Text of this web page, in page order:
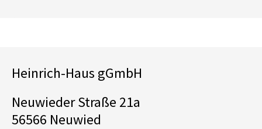
Heinrich-Haus gGmbH
Neuwieder Straße 21a
56566 Neuwied